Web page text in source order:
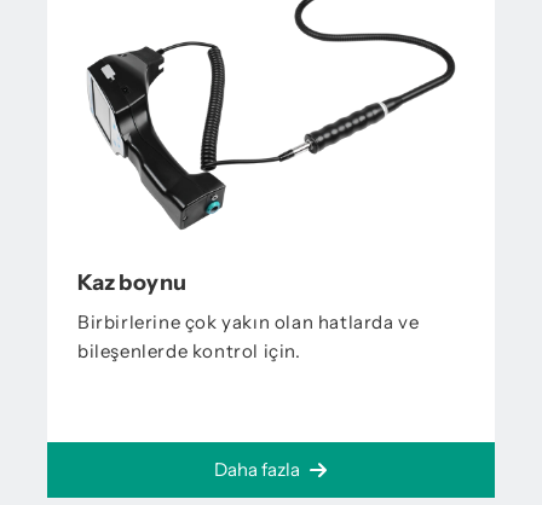
Kaz boynu
Birbirlerine çok yakın olan hatlarda ve
bileşenlerde kontrol için.
Daha fazla